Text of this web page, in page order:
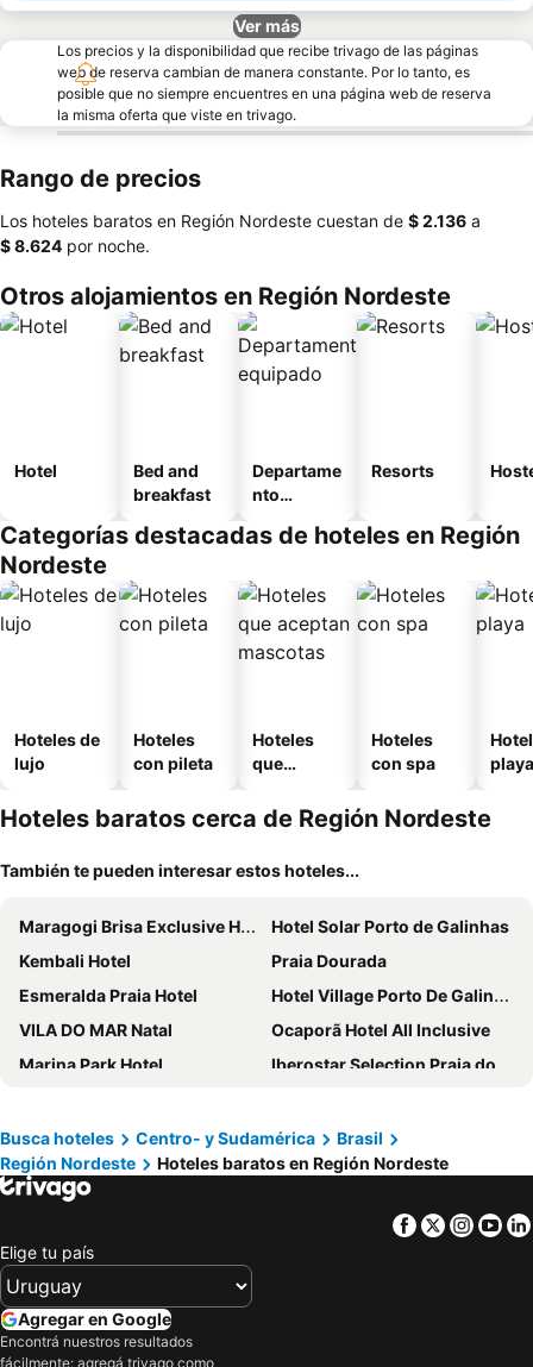
Ver más
Los precios y la disponibilidad que recibe trivago de las páginas
web de reserva cambian de manera constante. Por lo tanto, es
posible que no siempre encuentres en una página web de reserva
la misma oferta que viste en trivago.
Rango de precios
Los hoteles baratos en Región Nordeste cuestan de ‎$ 2.136 a
‎$ 8.624 por noche.
Otros alojamientos en Región Nordeste
Hotel
Bed and
breakfast
Departame
nto
Resorts
Categorías destacadas de hoteles en Región
Nordeste
Hoteles de
lujo
Hoteles
con pileta
Hoteles
que
mascotas
Hoteles
con spa
playa
Hoteles baratos cerca de Región Nordeste
También te pueden interesar estos hoteles...
Maragogi Brisa Exclusive Hotel
Hotel Solar Porto de Galinhas
Kembali Hotel
Praia Dourada
Esmeralda Praia Hotel
Hotel Village Porto De Galinhas
VILA DO MAR Natal
Ocaporã Hotel All Inclusive
Marina Park Hotel
Iberostar Selection Praia do Forte
Rede Andrade Barra
Makai Resort All Inclusive Convention Aracaju
Hotel Ponta Verde Maceio
Hotel Areias Belas
Grande Hotel da Barra
Sun Bay Pipa Hotéis
Pousada Porto de Galinhas
Maceio Atlantic Suites
El Aram Imirá Beach Resort
Busca hoteles Centro- y Sudamérica
Brasil
Región Nordeste
Hoteles baratos en Región Nordeste
Facebook
Twitter
Elige tu país
Agregar en Google
Encontrá nuestros resultados
fácilmente: agregá trivago como